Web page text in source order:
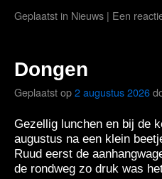
Geplaatst in Nieuws | Een
Dongen
Geplaatst op2 augustus 2026
Gezellig lunchen en bij de
augustus na een klein
Ruud eerst de
de rondweg zo druk was